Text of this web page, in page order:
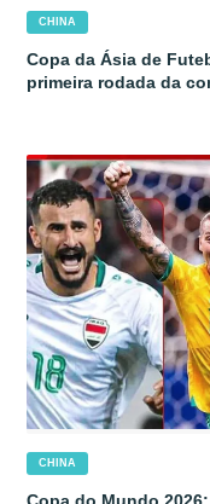
CHINA
Copa da Ásia de
primeira rodada da
CHINA